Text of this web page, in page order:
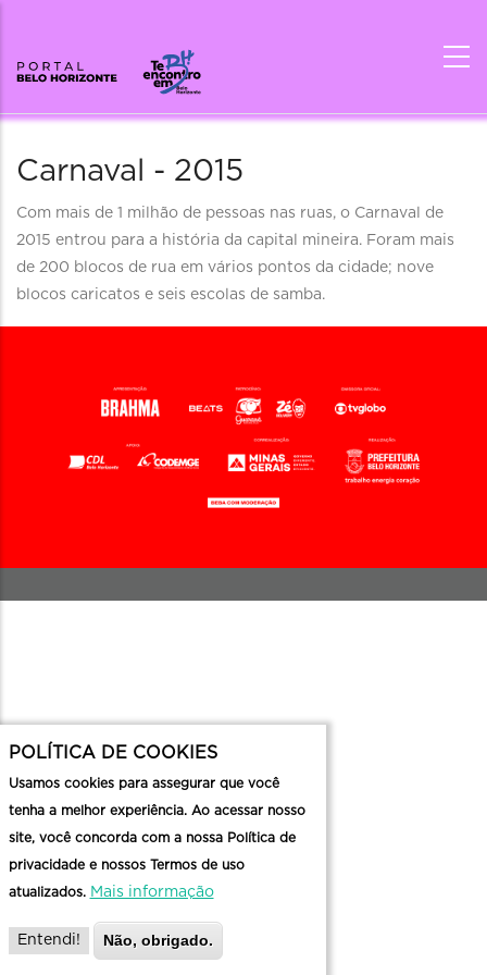
Carnaval - 2015
Descritivo
Com mais de 1 milhão de pessoas nas ruas, o Carnaval de
2015 entrou para a história da capital mineira. Foram mais
de 200 blocos de rua em vários pontos da cidade; nove
blocos caricatos e seis escolas de samba.
POLÍTICA DE COOKIES
Usamos cookies para assegurar que você
tenha a melhor experiência. Ao acessar nosso
site, você concorda com a nossa Política de
privacidade e nossos Termos de uso
atualizados. Mais informação
Entendi! Não, obrigado.